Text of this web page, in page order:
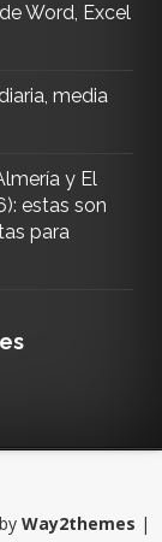
Word, Excel
media
y El
estas son
para
Way2themes |